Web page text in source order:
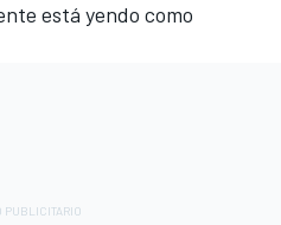
está yendo como